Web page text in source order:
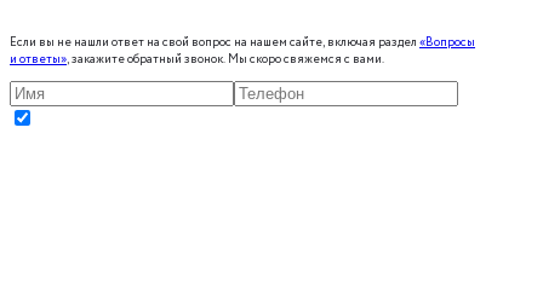
Если вы не нашли ответ на свой вопрос на нашем сайте, включая раздел «Вопросы
и ответы», закажите обратный звонок. Мы скоро свяжемся с вами.